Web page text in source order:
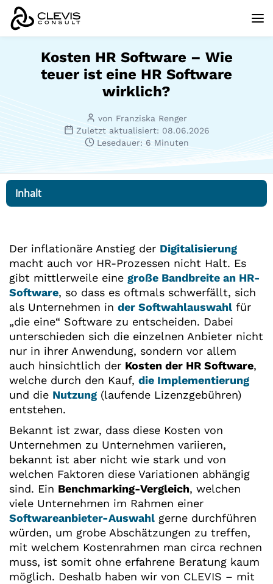
Kosten HR Software – Wie
teuer ist eine HR Software
wirklich?
von Franziska Renger
Zuletzt aktualisiert: 08.06.2026
Lesedauer: 6 Minuten
Inhalt
Der inflationäre Anstieg der Digitalisierung
macht auch vor HR-Prozessen nicht Halt. Es
gibt mittlerweile eine große Bandbreite an HR-
Software, so dass es oftmals schwerfällt, sich
als Unternehmen in der Softwahlauswahl für
„die eine“ Software zu entscheiden. Dabei
unterschieden sich die einzelnen Anbieter nicht
nur in ihrer Anwendung, sondern vor allem
auch hinsichtlich der Kosten der HR Software,
welche durch den Kauf, die Implementierung
und die Nutzung (laufende Lizenzgebühren)
entstehen.
Bekannt ist zwar, dass diese Kosten von
Unternehmen zu Unternehmen variieren,
bekannt ist aber nicht wie stark und von
welchen Faktoren diese Variationen abhängig
sind. Ein Benchmarking-Vergleich, welchen
viele Unternehmen im Rahmen einer
Softwareanbieter-Auswahl gerne durchführen
würden, um grobe Abschätzungen zu treffen,
mit welchem Kostenrahmen man circa rechnen
muss, ist somit ohne erfahrene Beratung kaum
möglich. Deshalb haben wir von CLEVIS – mit